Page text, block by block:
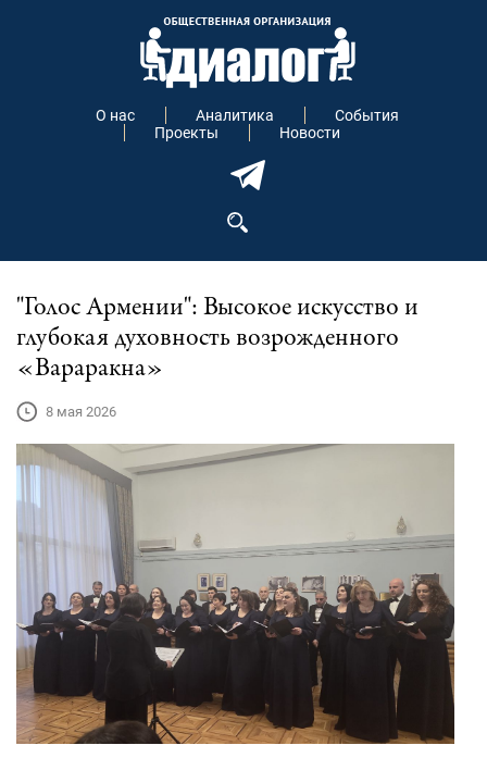
О нас Аналитика
События
Проекты
Новости
"Голос Армении": Высокое искусство и
глубокая духовность возрожденного
«Вараракна»
8 мая 2026